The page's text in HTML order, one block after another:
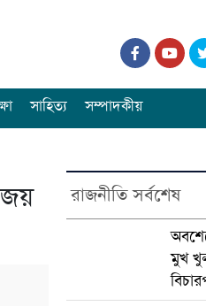
সাহিত্য সম্পাদকীয়
জয়
রাজনীতি সর্বশেষ
মুখ